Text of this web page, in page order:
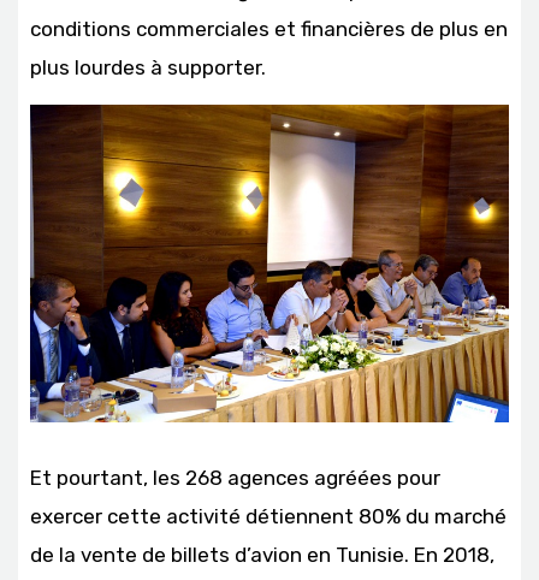
conditions commerciales et financières de plus en
plus lourdes à supporter.
Et pourtant, les 268 agences agréées pour
exercer cette activité détiennent 80% du marché
de la vente de billets d’avion en Tunisie. En 2018,